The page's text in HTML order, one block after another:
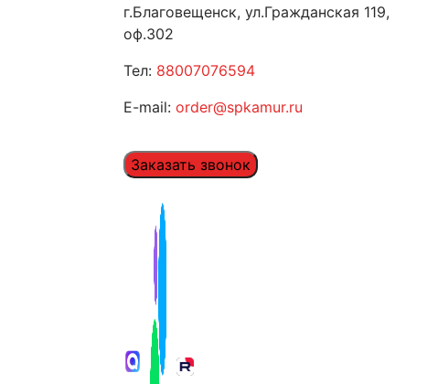
г.Благовещенск, ул.Гражданская 119,
оф.302
Тел: 88007076594
E-mail: order@spkamur.ru
Заказать звонок